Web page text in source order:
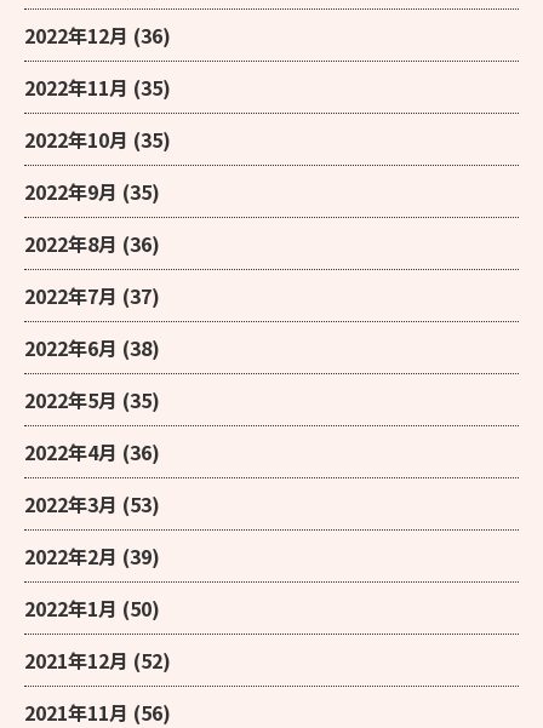
2022年12月 (36)
2022年11月 (35)
2022年10月 (35)
2022年9月 (35)
2022年8月 (36)
2022年7月 (37)
2022年6月 (38)
2022年5月 (35)
2022年4月 (36)
2022年3月 (53)
2022年2月 (39)
2022年1月 (50)
2021年12月 (52)
2021年11月 (56)